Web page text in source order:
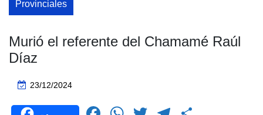
Provinciales
Murió el referente del Chamamé Raúl
Díaz
23/12/2024